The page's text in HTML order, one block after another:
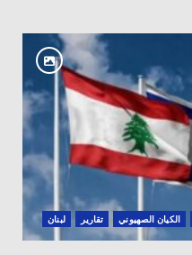
الكيان الصهيوني تقارير لبنان